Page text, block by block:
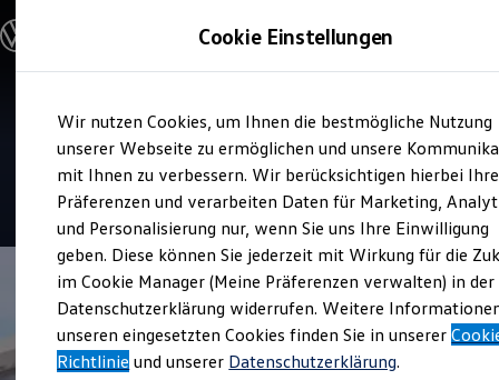
Hauptinhalt
springen
Footer
springen
Modelle & Konfigurator
Nutzfahrzeugkategorien entdecken
Modelle konfigurieren
Vorgängermodelle und Oldtimer
Vorgängermodelle
Oldtimer
Bulli Historie
Branchenlösungen & Gewerbekunden
Umbaulösungen und Hersteller finden
Auf- und Umbauten entdecken & konfigurieren
Groß- und Sonderkunden
Großkunden
Kommunen & Behörden
Journalisten
Sportvereine
Branchenlösungen
Service
Autohaus Krauß
4.8| 85 Bewertungen
Cookie Einstellungen
Wir nutzen Cookies, um Ihnen die bestmögliche Nutzung
unserer Webseite zu ermöglichen und unsere
mit Ihnen zu verbessern. Wir berücksichtigen hierbei Ihre
Präferenzen und verarbeiten Daten für Marketing,
und Personalisierung nur, wenn Sie uns Ihre Einwilligung
geben. Diese können Sie jederzeit mit Wirkung für die
im Cookie Manager (Meine Präferenzen verwalten) in der
Datenschutzerklärung widerrufen. Weitere
unseren eingesetzten Cookies finden Sie in unserer
Richtlinie und unserer Datenschutzerklärung.